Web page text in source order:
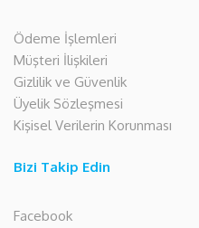
Ödeme İşlemleri
Müşteri İlişkileri
Gizlilik ve Güvenlik
Üyelik Sözleşmesi
Kişisel Verilerin Korunması
Bizi Takip Edin
Facebook